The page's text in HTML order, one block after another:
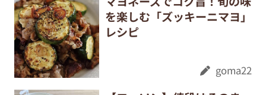
を楽しむ「ズッキーニマヨ」
レシピ
goma22